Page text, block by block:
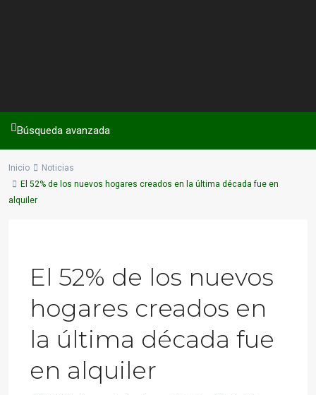
Búsqueda avanzada
Inicio
Noticias
El 52% de los nuevos hogares creados en la última década fue en
alquiler
El 52% de los nuevos
hogares creados en
la última década fue
en alquiler